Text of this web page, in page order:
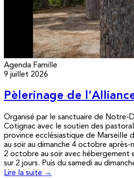
Agenda Famille
9 juillet 2026
Pèlerinage de
Organisé par le sanctuaire de Notre-
Cotignac avec le soutien des
province ecclésiastique de Marseille
au soir au dimanche 4 octobre après-
2 octobre au soir avec hébergement
sur 2 jours. Puis du samedi au
Lire la suite →